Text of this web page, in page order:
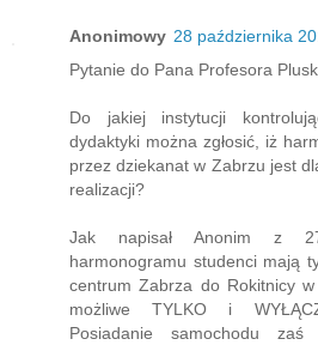
Anonimowy 28 października
Pytanie do Pana Profesora
Do jakiej instytucji
dydaktyki można zgłosić, iż
przez dziekanat w Zabrzu jest
realizacji?
Jak napisał Anonim z 27
harmonogramu studenci mają
centrum Zabrza do Rokitnicy
możliwe TYLKO i
Posiadanie samochodu